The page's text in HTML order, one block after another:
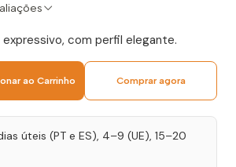
com perfil elegante.
ao Carrinho Comprar agora
úteis (PT e ES), 4–9 (UE), 15–20